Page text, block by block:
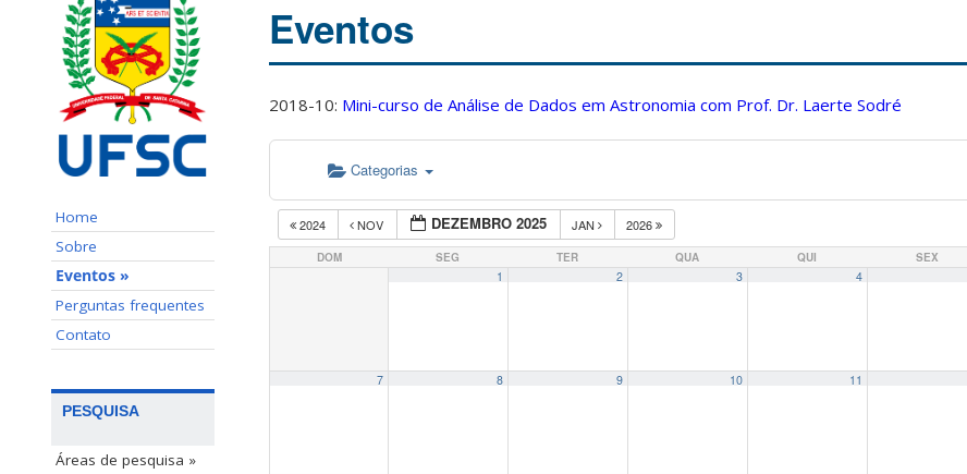
Home
Sobre
Eventos »
Perguntas frequentes
Contato
PESQUISA
Áreas de pesquisa »
Eventos
2018-10: Mini-curso de Análise de Dados em Astronomia com Prof. Dr. Laerte Sodré
Categorias
2024 NOV DEZEMBRO 2025 JAN 2026
DOM SEG TER QUA QUI SEX
1 2 3 4
7 8 9 10 11